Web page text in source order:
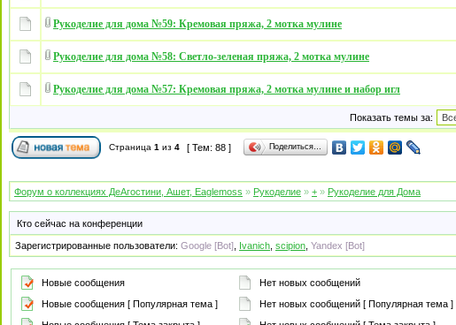
Рукоделие для дома №59: Кремовая пряжа, 2 мотка мулине
Рукоделие для дома №58: Светло-зеленая пряжа, 2 мотка мулине
Рукоделие для дома №57: Кремовая пряжа, 2 мотка мулине и набор игл
Показать темы за:
Страница 1 из 4 [ Тем: 88 ] Поделиться…
Форум о коллекциях ДеАгостини, Ашет, Eaglemoss » Рукоделие » + » Рукоделие для Дома
Кто сейчас на конференции
Зарегистрированные пользователи: Google [Bot] Ivanich scipion Yandex [Bot]
Новые сообщения Нет новых сообщений
Новые сообщения [ Популярная тема ]
Нет новых сообщений [ Популярная тема ]